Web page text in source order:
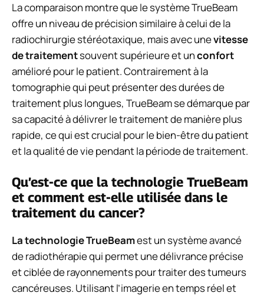
La comparaison montre que le système TrueBeam
offre un niveau de précision similaire à celui de la
radiochirurgie stéréotaxique, mais avec unevitesse
de traitementsouvent supérieure et unconfort
amélioré pour le patient. Contrairement à la
tomographie qui peut présenter des durées de
traitement plus longues, TrueBeam se démarque par
sa capacité à délivrer le traitement de manière plus
rapide, ce qui est crucial pour le bien-être du patient
et la qualité de vie pendant la période de traitement.
Qu’est-ce que la technologie TrueBeam
et comment est-elle utilisée dans le
traitement du cancer?
La technologie TrueBeamest un système avancé
de radiothérapie qui permet une délivrance précise
et ciblée de rayonnements pour traiter des tumeurs
cancéreuses. Utilisant l’imagerie en temps réel et